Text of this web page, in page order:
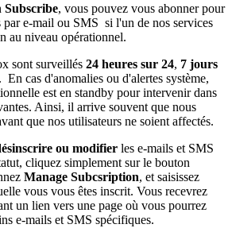
Subscribe, vous pouvez vous abonner pour
e-mail ou SMS si l'un de nos services
au niveau opérationnel.
sont surveillés 24 heures sur 24, 7 jours
. En cas d'anomalies ou d'alertes système,
est en standby pour intervenir dans
Ainsi, il arrive souvent que nous
que nos utilisateurs ne soient affectés.
ou modifier les e-mails et SMS
cliquez simplement sur le bouton
Manage Subcsription, et saisissez
vous vous êtes inscrit. Vous recevrez
un lien vers une page où vous pourrez
e-mails et SMS spécifiques.